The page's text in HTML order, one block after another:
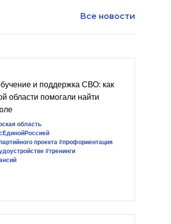
Все новости
и поддержка СВО: как
области помогали найти
область
проекта #профориентация
#тренинги